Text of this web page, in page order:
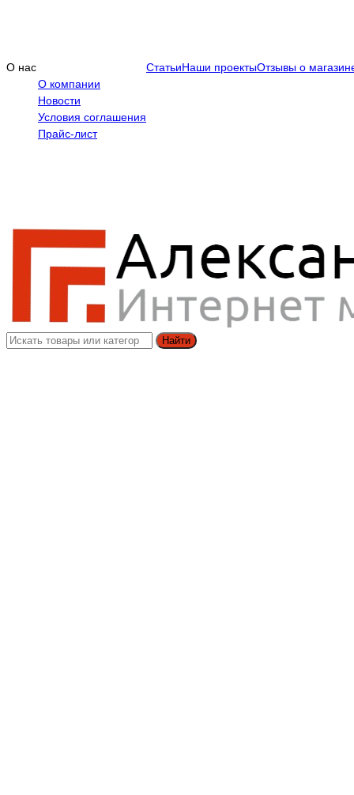
О нас
О компании
Новости
Условия соглашения
Прайс-лист
СтатьиНаши проектыОтзывы о
Найти